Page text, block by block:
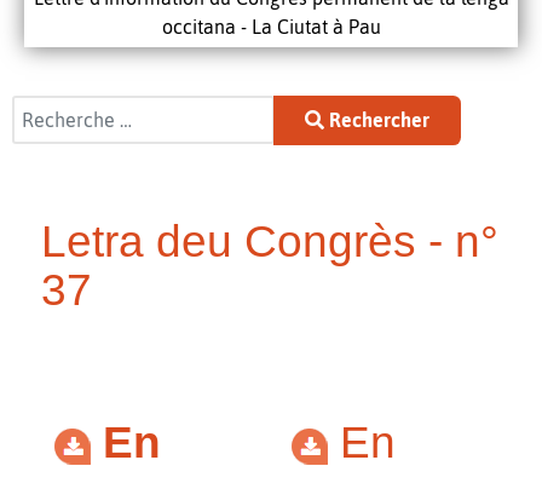
occitana - La Ciutat à Pau
Rechercher
Rechercher
Letra deu Congrès - n°
37
En
En